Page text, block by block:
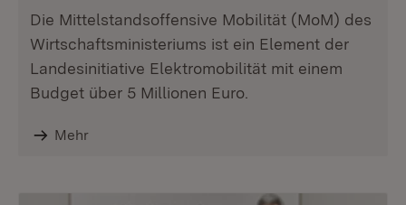
Die Mittelstandsoffensive Mobilität (MoM) des
Wirtschaftsministeriums ist ein Element der
Landesinitiative Elektromobilität mit einem
Budget über 5 Millionen Euro.
Mehr